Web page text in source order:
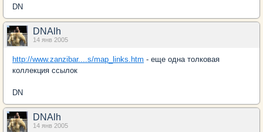
DN
DNAlh
14 янв 2005
http://www.zanzibar....s/map_links.htm - еще одна толковая
коллекция ссылок
DN
DNAlh
14 янв 2005